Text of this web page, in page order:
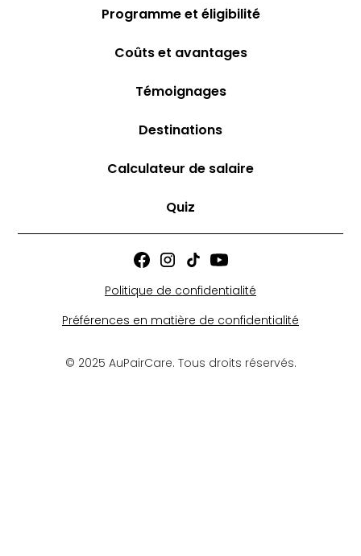
Programme et éligibilité
Coûts et avantages
Témoignages
Destinations
Calculateur de salaire
Quiz
© 2025 AuPairCare. Tous droits réservés.
Politique de confidentialité
Préférences en matière de confidentialité